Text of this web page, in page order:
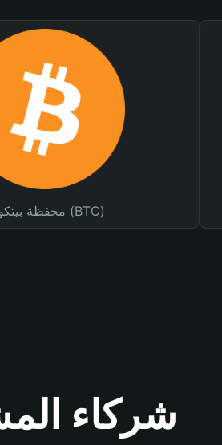
محفظة بيتكوين (BTC)
شركاء